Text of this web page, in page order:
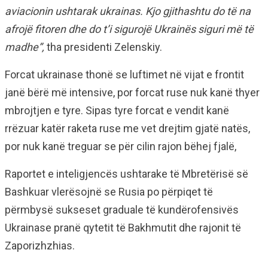
aviacionin ushtarak ukrainas. Kjo gjithashtu do të na
afrojë fitoren dhe do t’i sigurojë Ukrainës siguri më të
madhe”, tha presidenti Zelenskiy.
Forcat ukrainase thonë se luftimet në vijat e frontit
janë bërë më intensive, por forcat ruse nuk kanë thyer
mbrojtjen e tyre. Sipas tyre forcat e vendit kanë
rrëzuar katër raketa ruse me vet drejtim gjatë natës,
por nuk kanë treguar se për cilin rajon bëhej fjalë,
Raportet e inteligjencës ushtarake të Mbretërisë së
Bashkuar vlerësojnë se Rusia po përpiqet të
përmbysë sukseset graduale të kundërofensivës
Ukrainase pranë qytetit të Bakhmutit dhe rajonit të
Zaporizhzhias.